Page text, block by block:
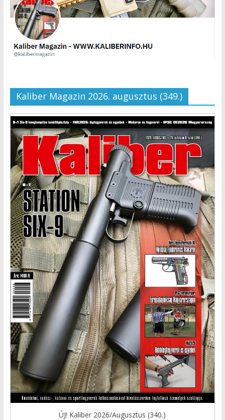
Kaliber Magazin 2026. augusztus (349.)
ÚJ! Kaliber 2026/Augusztus (340.)